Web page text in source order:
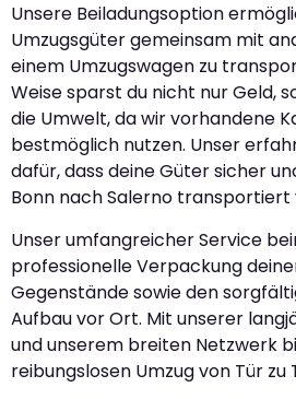
Unsere Beiladungsoption
Umzugsgüter gemeinsam mit
einem Umzugswagen zu
Weise sparst du nicht nur Geld,
die Umwelt, da wir vorhandene
bestmöglich nutzen. Unser
dafür, dass deine Güter sicher
Bonn nach Salerno transportiert
Unser umfangreicher Service
professionelle Verpackung
Gegenstände sowie den
Aufbau vor Ort. Mit unserer
und unserem breiten Netzwerk
reibungslosen Umzug von Tür zu